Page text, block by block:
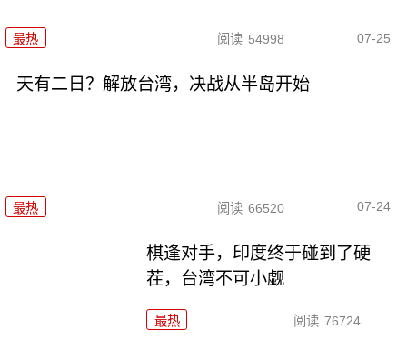
最热 阅读 54998 07-25
天有二日？解放台湾，决战从半岛开始
最热 阅读 66520 07-24
棋逢对手，印度终于碰到了硬
茬，台湾不可小觑
最热 阅读 76724